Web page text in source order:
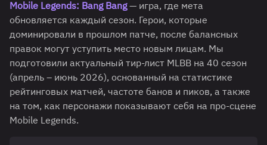
Mobile Legends: Bang Bang— игра, где мета
обновляется каждый сезон. Герои, которые
доминировали в прошлом патче, после балансных
правок могут уступить место новым лицам. Мы
подготовили актуальный тир-лист MLBB на 40 сезон
(апрель – июнь 2026), основанный на статистике
рейтинговых матчей, частоте банов и пиков, а также
на том, как персонажи показывают себя на про-сцене
Mobile Legends.